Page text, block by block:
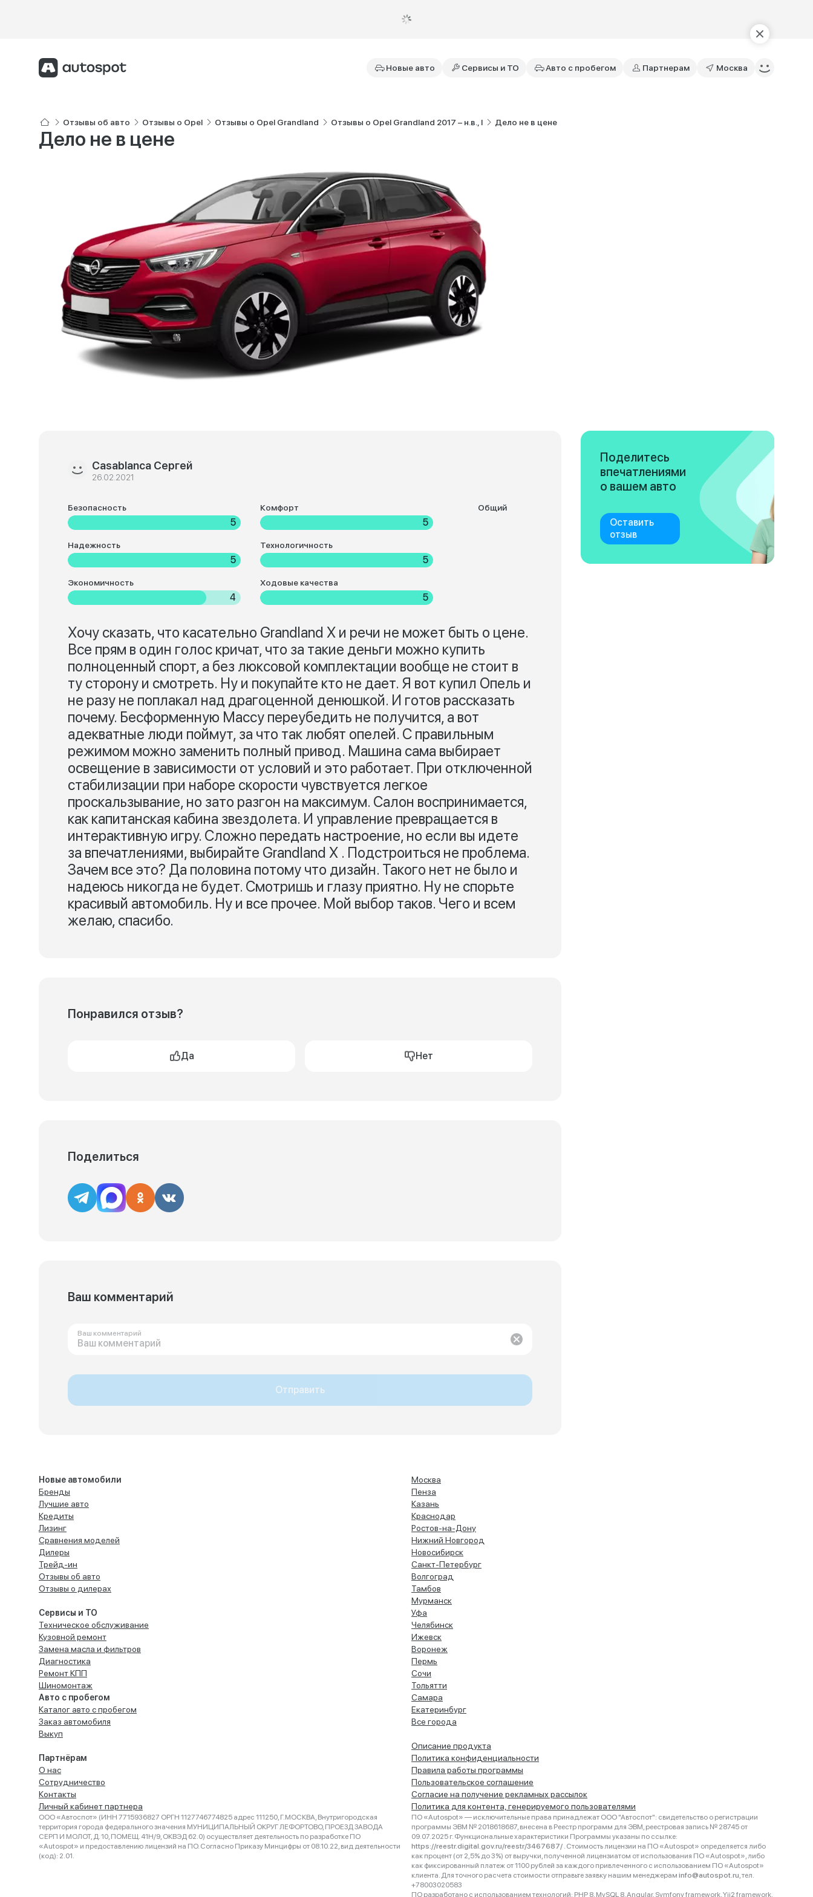
Новые авто Сервисы и ТО Авто с пробегом Партнерам Москва
Отзывы об авто Отзывы о Opel Отзывы о Opel Grandland Отзывы о Opel Grandland 2017 – н.в., I Дело не в цене
Дело не в цене
Casablanca Сергей
26.02.2021
Безопасность
5
Комфорт
5
Надежность
5
Технологичность
5
Экономичность
4
Ходовые качества
5
Общий
Хочу сказать, что касательно Grandland X и речи не может быть о цене.
Все прям в один голос кричат, что за такие деньги можно купить
полноценный спорт, а без люксовой комплектации вообще не стоит в
ту сторону и смотреть. Ну и покупайте кто не дает. Я вот купил Опель и
не разу не поплакал над драгоценной денюшкой. И готов рассказать
почему. Бесформенную Массу переубедить не получится, а вот
адекватные люди поймут, за что так любят опелей. С правильным
режимом можно заменить полный привод. Машина сама выбирает
освещение в зависимости от условий и это работает. При отключенной
стабилизации при наборе скорости чувствуется легкое
проскальзывание, но зато разгон на максимум. Салон воспринимается,
как капитанская кабина звездолета. И управление превращается в
интерактивную игру. Сложно передать настроение, но если вы идете
за впечатлениями, выбирайте Grandland X . Подстроиться не проблема.
Зачем все это? Да половина потому что дизайн. Такого нет не было и
надеюсь никогда не будет. Смотришь и глазу приятно. Ну не спорьте
красивый автомобиль. Ну и все прочее. Мой выбор таков. Чего и всем
желаю, спасибо.
Понравился отзыв?
Да Нет
Поделиться
Ваш комментарий
Ваш комментарий
Отправить
Поделитесь
впечатлениями
о вашем авто
Оставить
отзыв
Новые автомобили
Бренды
Лучшие авто
Кредиты
Лизинг
Сравнения моделей
Дилеры
Трейд-ин
Отзывы об авто
Отзывы о дилерах
Сервисы и ТО
Техническое обслуживание
Кузовной ремонт
Замена масла и фильтров
Диагностика
Ремонт КПП
Шиномонтаж
Авто с пробегом
Каталог авто с пробегом
Заказ автомобиля
Выкуп
Партнёрам
О нас
Сотрудничество
Контакты
Личный кабинет партнера
Москва
Пенза
Казань
Краснодар
Ростов-на-Дону
Нижний Новгород
Новосибирск
Санкт-Петербург
Волгоград
Тамбов
Мурманск
Уфа
Челябинск
Ижевск
Воронеж
Пермь
Сочи
Тольятти
Самара
Екатеринбург
Все города
Описание продукта
Политика конфиденциальности
Правила работы программы
Пользовательское соглашение
Согласие на получение рекламных рассылок
Политика для контента, генерируемого пользователями
ООО «Автоспот» (ИНН 7715936827 ОРГН 1127746774825 адрес 111250, Г.МОСКВА, Внутригородская
территория города федерального значения МУНИЦИПАЛЬНЫЙ ОКРУГ ЛЕФОРТОВО, ПРОЕЗД ЗАВОДА
СЕРП И МОЛОТ, Д. 10, ПОМЕЩ. 41Н/9, ОКВЭД 62.0) осуществляет деятельность по разработке ПО
«Autospot» и предоставлению лицензий на ПО. Согласно Приказу Минцифры от 08.10.22, вид деятельности
(код): 2.01.
ПО «Autospot» — исключительные права принадлежат ООО "Автоспот": свидетельство о регистрации
программы ЭВМ № 2018618687, внесена в Реестр программ для ЭВМ, реестровая запись № 28745 от
09.07.2025 г. Функциональные характеристики Программы указаны по ссылке:
https://reestr.digital.gov.ru/reestr/3467687/ . Стоимость лицензии на ПО «Autospot» определяется либо
как процент (от 2,5% до 3%) от выручки, полученной лицензиатом от использования ПО «Autospot», либо
как фиксированный платеж от 1100 рублей за каждого привлеченного с использованием ПО «Autospot»
клиента. Для точного расчета стоимости отправьте заявку нашим менеджерам info@autospot.ru, тел.
+78003020583
ПО разработано с использованием технологий: PHP 8, MySQL 8, Angular, Symfony framework, Yii2 framework.